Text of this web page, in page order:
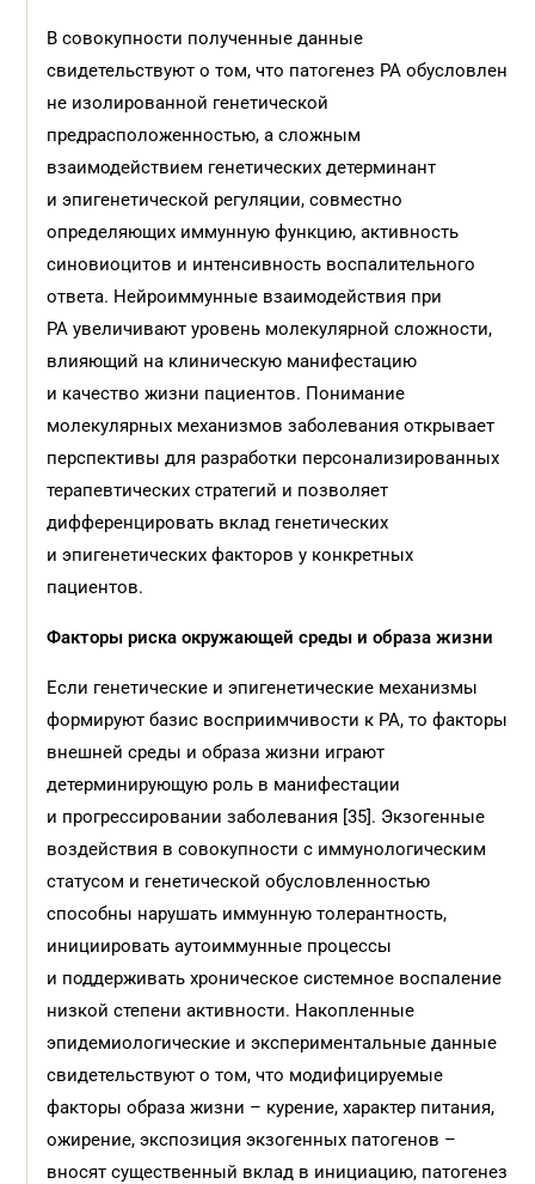
В совокупности полученные данные
свидетельствуют о том, что патогенез РА обусловлен
не изолированной генетической
предрасположенностью, а сложным
взаимодействием генетических детерминант
и эпигенетической регуляции, совместно
определяющих иммунную функцию, активность
синовиоцитов и интенсивность воспалительного
ответа. Нейроиммунные взаимодействия при
РА увеличивают уровень молекулярной сложности,
влияющий на клиническую манифестацию
и качество жизни пациентов. Понимание
молекулярных механизмов заболевания открывает
перспективы для разработки персонализированных
терапевтических стратегий и позволяет
дифференцировать вклад генетических
и эпигенетических факторов у конкретных
пациентов.
Факторы риска окружающей среды и образа жизни
Если генетические и эпигенетические механизмы
формируют базис восприимчивости к РА, то факторы
внешней среды и образа жизни играют
детерминирующую роль в манифестации
и прогрессировании заболевания [35]. Экзогенные
воздействия в совокупности с иммунологическим
статусом и генетической обусловленностью
способны нарушать иммунную толерантность,
инициировать аутоиммунные процессы
и поддерживать хроническое системное воспаление
низкой степени активности. Накопленные
эпидемиологические и экспериментальные данные
свидетельствуют о том, что модифицируемые
факторы образа жизни – курение, характер питания,
ожирение, экспозиция экзогенных патогенов –
вносят существенный вклад в инициацию, патогенез